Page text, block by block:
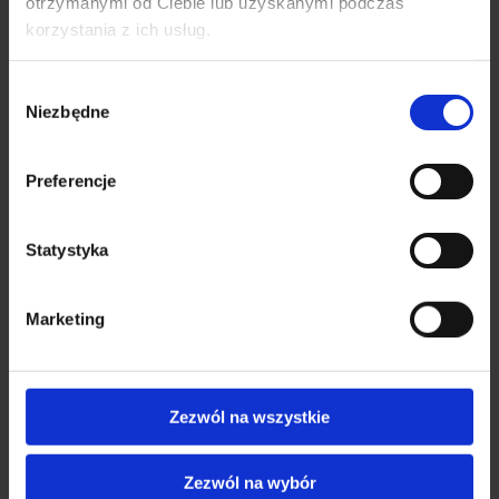
korzystania z ich usług.
zgody
Niezbędne
Preferencje
Statystyka
Marketing
Zezwól na wszystkie
Zezwól na wybór
69 PLN
bomullsväska, Mjölnir
69PLN
Återvunnen
vikingamotiv med Life
Återvunnen
Cernunnos
vikingamotiv